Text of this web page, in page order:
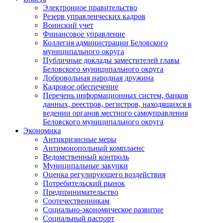
Электронное правительство
Резерв управленческих кадров
Воинский учет
Финансовое управление
Коллегия администрации Беловского
муниципального округа
Публичные доклады заместителей главы
Беловского муниципального округа
Добровольная народная дружина
Кадровое обеспечение
Перечень информационных систем, банков
данных, реестров, регистров, находящихся в
ведении органов местного самоуправления
Беловского муниципального округа
Экономика
Антикризисные меры
Антимонопольный комплаенс
Ведомственный контроль
Муниципальные закупки
Оценка регулирующего воздействия
Потребительский рынок
Предпринимательство
Соотечественникам
Социально-экономическое развитие
Социальный паспорт